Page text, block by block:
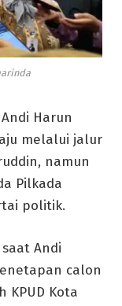
Harun
melalui jalur
namun
Pilkada
politik.
Andi
calon
KPUD Kota